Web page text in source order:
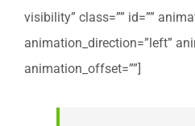
visibility” class=”” id=””
animation_direction=”left”
animation_offset=””]